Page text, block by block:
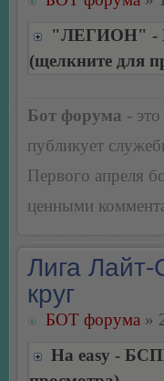
"ЛЕГИОН" -
(щелкните для
Бот форума - это
публикует
Первого апреля
ценными
Лига
круг
БОТ форума »
На easy -